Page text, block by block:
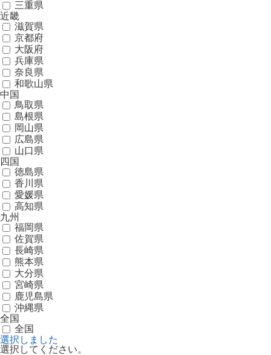
三重県
近畿
滋賀県
京都府
大阪府
兵庫県
奈良県
和歌山県
中国
鳥取県
島根県
岡山県
広島県
山口県
四国
徳島県
香川県
愛媛県
高知県
九州
福岡県
佐賀県
長崎県
熊本県
大分県
宮崎県
鹿児島県
沖縄県
全国
全国
選択しました
選択してください。